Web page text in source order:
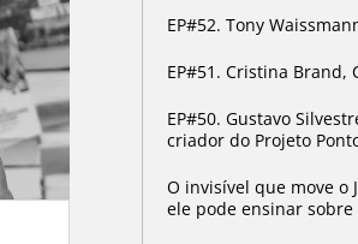
EP#52. Tony
EP#51. Cristina Brand,
EP#50. Gustavo
criador do Projeto
O invisível que move o
ele pode ensinar sobre